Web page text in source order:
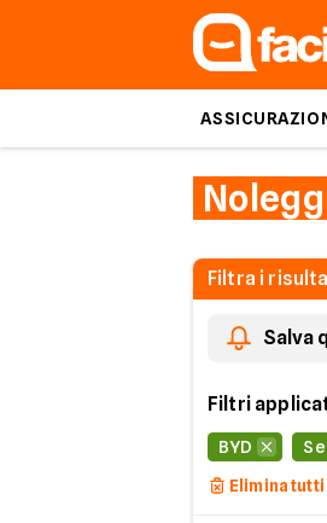
Filtra i
Salva
Filtri
BYD
Elimina